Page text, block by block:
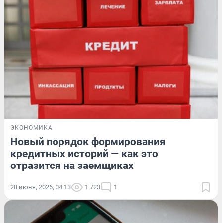
ЭКОНОМИКА
Новый порядок формирования
кредитных историй — как это
отразится на заемщиках
28 июня, 2026, 04:13 1 723 1